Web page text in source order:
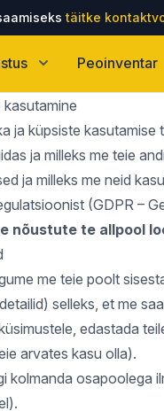
täitke
Peoinventar
ja küpsiste kasutamise
ja milleks me teie
ja milleks me neid
(GDPR –
nõustute te allpool
me teie poolt
selleks, et me
edastada
arvates kasu olla).
kolmanda osapoolega